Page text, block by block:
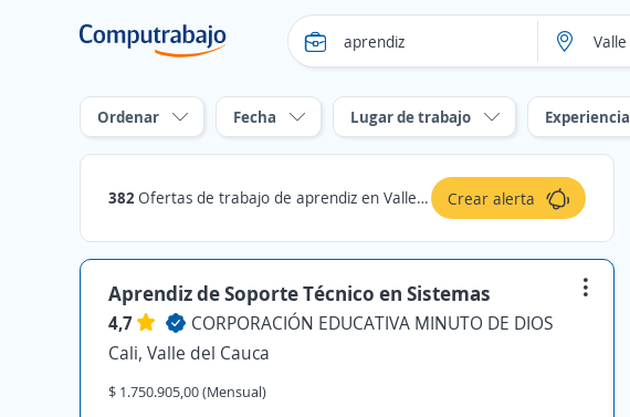
Ordenar Fecha Lugar de trabajo Experiencia
382Ofertas de trabajo de aprendiz en Valle del Cauca Crear alerta
Aprendiz de Soporte Técnico en Sistemas
4,7
CORPORACIÓN EDUCATIVA MINUTO DE DIOS
Cali, Valle del Cauca
$ 1.750.905,00 (Mensual)